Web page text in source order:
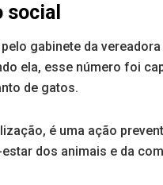
social
gabinete da
ela, esse número foi
de gatos.
é uma ação
dos animais e da